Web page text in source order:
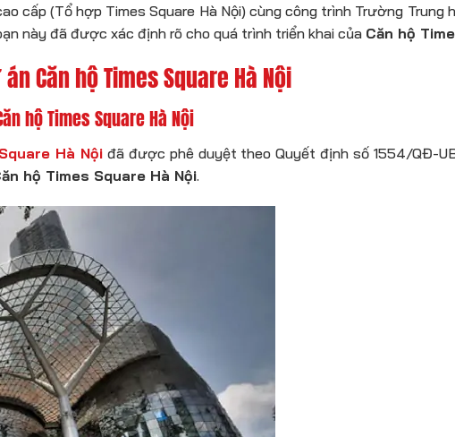
cấp (Tổ hợp Times Square Hà Nội) cùng công trình Trường
này đã được xác định rõ cho quá trình triển khai của Căn hộ
Căn hộ Times Square Hà Nội
hộ Times Square Hà Nội
Hà Nội đã được phê duyệt theo Quyết định số 1554/QĐ-
hộ Times Square Hà Nội.